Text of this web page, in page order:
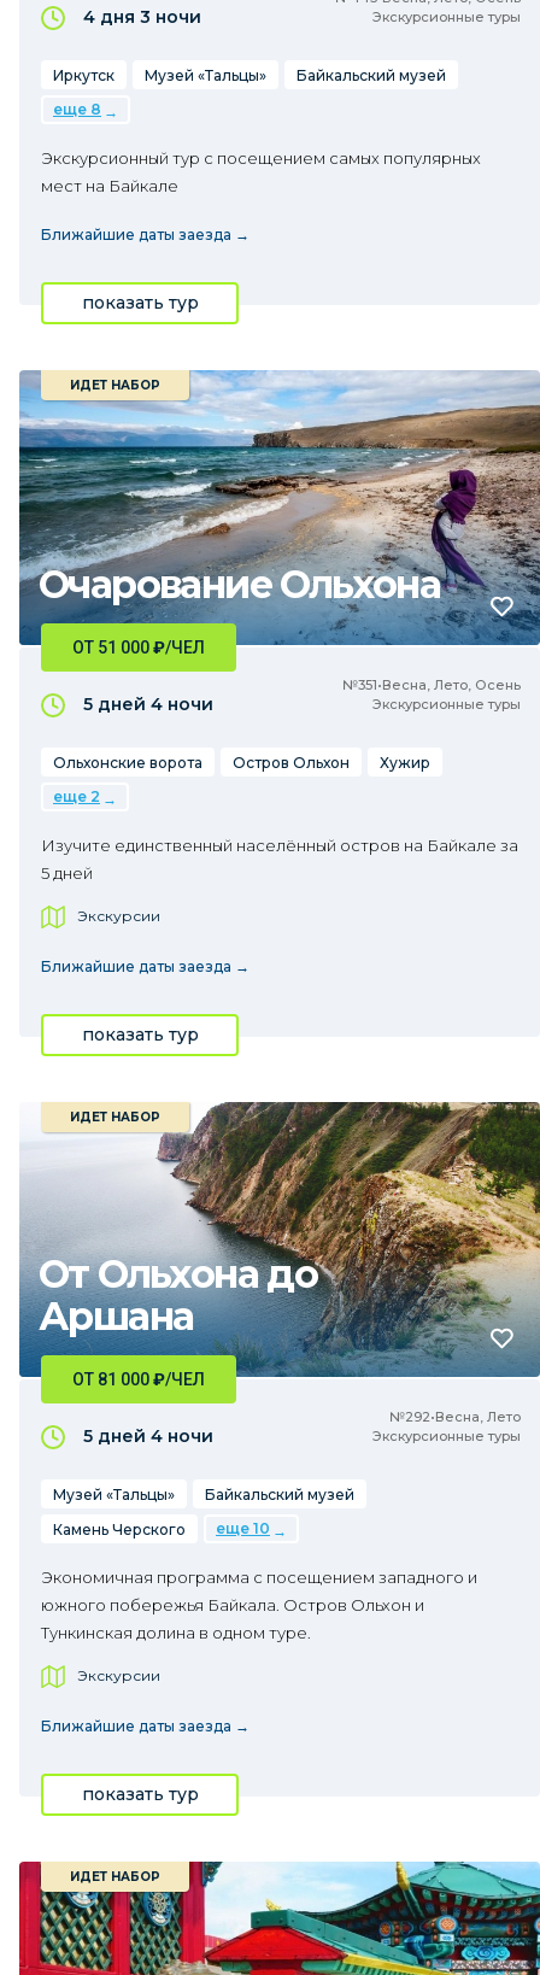
Экскурсионные туры
4 дня 3 ночи
Иркутск Музей «Тальцы»
Байкальский музей
еще 8
Экскурсионный тур с посещением самых популярных
мест на Байкале
Ближайшие даты заезда →
показать тур
Очарование Ольхона
ИДЕТ НАБОР
№351•Весна, Лето, Осень
Экскурсионные туры
ОТ 51 000₽/ЧЕЛ
5 дней 4 ночи
Ольхонские ворота Остров Ольхон
Хужир
еще 2
Изучите единственный населённый остров на Байкале за
5 дней
Экскурсии
Ближайшие даты заезда →
показать тур
От Ольхона до
Аршана
ИДЕТ НАБОР
№292•Весна, Лето
Экскурсионные туры
ОТ 81 000₽/ЧЕЛ
5 дней 4 ночи
Музей «Тальцы»
Байкальский музей
Камень Черского
еще 10
Экономичная программа с посещением западного и
южного побережья Байкала. Остров Ольхон и
Тункинская долина в одном туре.
Экскурсии
Ближайшие даты заезда →
показать тур
ИДЕТ НАБОР